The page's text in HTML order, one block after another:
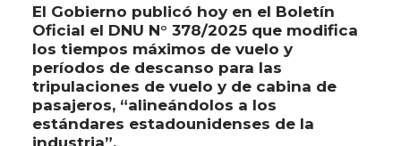
El Gobierno publicó hoy en el Boletín
Oficial el DNU N° 378/2025 que modifica
los tiempos máximos de vuelo y
períodos de descanso para las
tripulaciones de vuelo y de cabina de
pasajeros, “alineándolos a los
estándares estadounidenses de la